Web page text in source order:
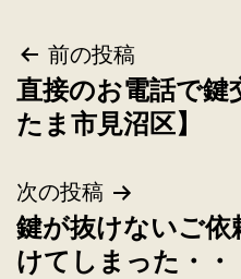
前の投稿
直接のお電話で鍵
たま市見沼区】
次の投稿
鍵が抜けないご
けてしまった・・